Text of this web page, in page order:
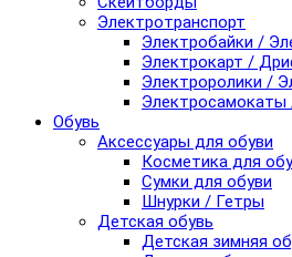
Электротранспорт
Электробайки /
Электрокарт /
Электроролики /
Электросамокаты
Обувь
Аксессуары для обуви
Косметика для
Сумки для обуви
Шнурки / Гетры
Детская обувь
Детская зимняя